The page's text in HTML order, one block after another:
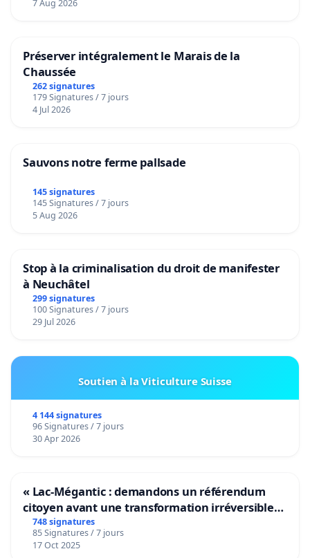
7 Aug 2026
Préserver intégralement le Marais de la
Chaussée
262 signatures
179 Signatures / 7 jours
4 Jul 2026
Sauvons notre ferme pallsade
145 signatures
145 Signatures / 7 jours
5 Aug 2026
Stop à la criminalisation du droit de manifester
à Neuchâtel
299 signatures
100 Signatures / 7 jours
29 Jul 2026
Soutien à la Viticulture Suisse
4 144 signatures
96 Signatures / 7 jours
30 Apr 2026
« Lac-Mégantic : demandons un référendum
citoyen avant une transformation irréversible
de notre territoire »
748 signatures
85 Signatures / 7 jours
17 Oct 2025